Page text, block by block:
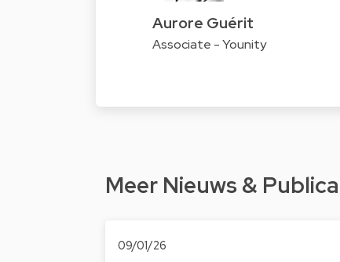
Aurore Guérit
Associate - Younity
Meer Nieuws &
09/01/26